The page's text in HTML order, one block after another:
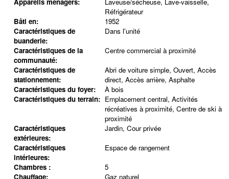
Réfrigérateur
Bâti en:
1952
Caractéristiques de
buanderie:
Dans l'unité
Caractéristiques de la
communauté:
Centre commercial à proximité
Caractéristiques de
stationnement:
Abri de voiture simple, Ouvert, Accès
direct, Accès arrière, Asphalte
Caractéristiques du foyer:
À bois
Caractéristiques du terrain: Emplacement central, Activités
récréatives à proximité, Centre de ski à
proximité
Caractéristiques
extérieures:
Jardin, Cour privée
Caractéristiques
intérieures:
Espace de rangement
Chambres :
5
Chauffage:
Gaz naturel